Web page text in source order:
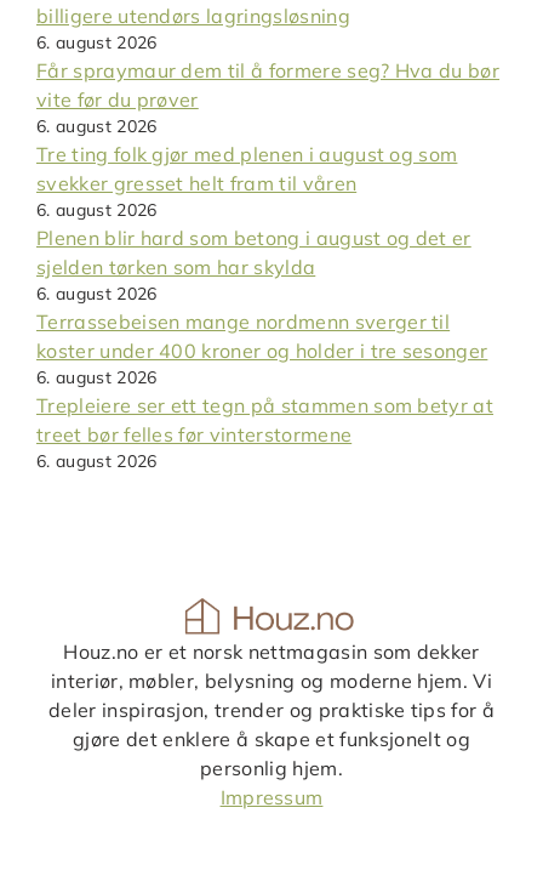
billigere utendørs lagringsløsning
6. august 2026
Får spraymaur dem til å formere seg? Hva du bør
vite før du prøver
6. august 2026
Tre ting folk gjør med plenen i august og som
svekker gresset helt fram til våren
6. august 2026
Plenen blir hard som betong i august og det er
sjelden tørken som har skylda
6. august 2026
Terrassebeisen mange nordmenn sverger til
koster under 400 kroner og holder i tre sesonger
6. august 2026
Trepleiere ser ett tegn på stammen som betyr at
treet bør felles før vinterstormene
6. august 2026
Houz.no er et norsk nettmagasin som dekker
interiør, møbler, belysning og moderne hjem. Vi
deler inspirasjon, trender og praktiske tips for å
gjøre det enklere å skape et funksjonelt og
personlig hjem.
Impressum